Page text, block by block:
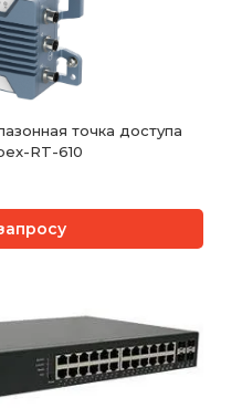
точка доступа
RT-610